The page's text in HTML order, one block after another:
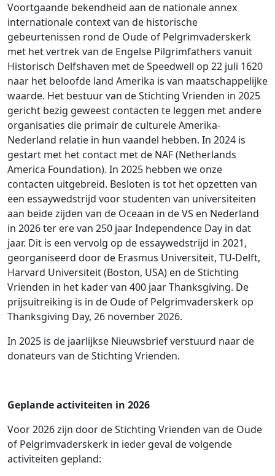
Voortgaande bekendheid aan de nationale annex
internationale context van de historische
gebeurtenissen rond de Oude of Pelgrimvaderskerk
met het vertrek van de Engelse Pilgrimfathers vanuit
Historisch Delfshaven met de Speedwell op 22 juli 1620
naar het beloofde land Amerika is van maatschappelijke
waarde. Het bestuur van de Stichting Vrienden in 2025
gericht bezig geweest contacten te leggen met andere
organisaties die primair de culturele Amerika-
Nederland relatie in hun vaandel hebben. In 2024 is
gestart met het contact met de NAF (Netherlands
America Foundation). In 2025 hebben we onze
contacten uitgebreid. Besloten is tot het opzetten van
een essaywedstrijd voor studenten van universiteiten
aan beide zijden van de Oceaan in de VS en Nederland
in 2026 ter ere van 250 jaar Independence Day in dat
jaar. Dit is een vervolg op de essaywedstrijd in 2021,
georganiseerd door de Erasmus Universiteit, TU-Delft,
Harvard Universiteit (Boston, USA) en de Stichting
Vrienden in het kader van 400 jaar Thanksgiving. De
prijsuitreiking is in de Oude of Pelgrimvaderskerk op
Thanksgiving Day, 26 november 2026.
In 2025 is de jaarlijkse Nieuwsbrief verstuurd naar de
donateurs van de Stichting Vrienden.
Geplande activiteiten in 2026
Voor 2026 zijn door de Stichting Vrienden van de Oude
of Pelgrimvaderskerk in ieder geval de volgende
activiteiten gepland: